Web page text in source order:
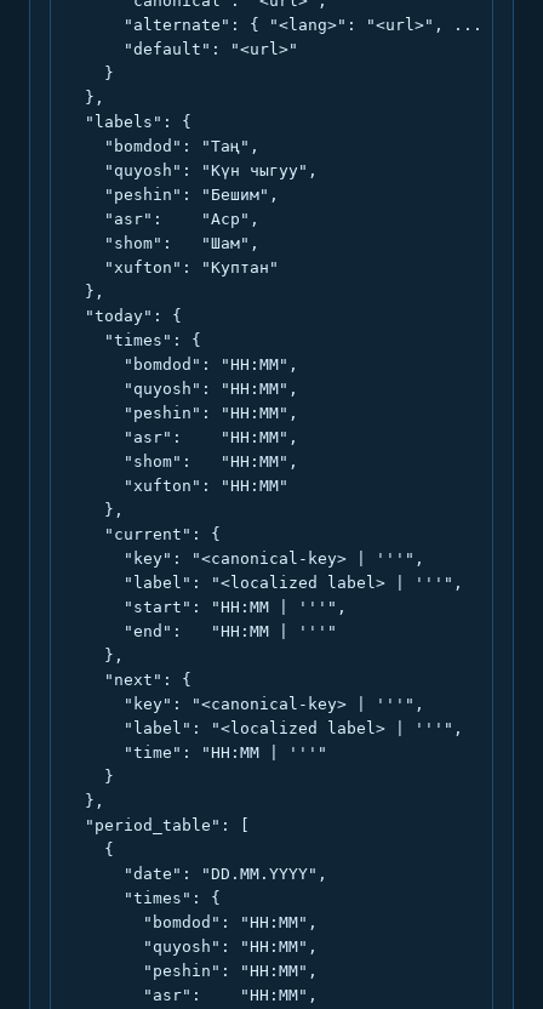
      "alternate": { "<lang>": "<url>", ... },
      "default": "<url>"
    }
  },
  "labels": {
    "bomdod": "Таң",
    "quyosh": "Күн чыгуу",
    "peshin": "Бешим",
    "asr":    "Аср",
    "shom":   "Шам",
    "xufton": "Куптан"
  },
  "today": {
    "times": {
      "bomdod": "HH:MM",
      "quyosh": "HH:MM",
      "peshin": "HH:MM",
      "asr":    "HH:MM",
      "shom":   "HH:MM",
      "xufton": "HH:MM"
    },
    "current": {
      "key": "<canonical-key> | '''",
      "label": "<localized label> | '''",
      "start": "HH:MM | '''",
      "end":   "HH:MM | '''"
    },
    "next": {
      "key": "<canonical-key> | '''",
      "label": "<localized label> | '''",
      "time": "HH:MM | '''"
    }
  },
  "period_table": [
    {
      "date": "DD.MM.YYYY",
      "times": {
        "bomdod": "HH:MM",
        "quyosh": "HH:MM",
        "peshin": "HH:MM",
        "asr":    "HH:MM",